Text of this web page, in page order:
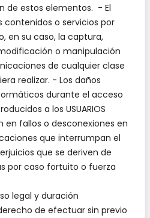
de estos elementos. - El
o servicios por
en su caso, la captura,
o manipulación
de cualquier clase
realizar. - Los daños
durante el acceso
a los USUARIOS
en fallos o desconexiones en
que interrumpan el
que se deriven de
por caso fortuito o fuerza
legal y duración
derecho de efectuar sin previo